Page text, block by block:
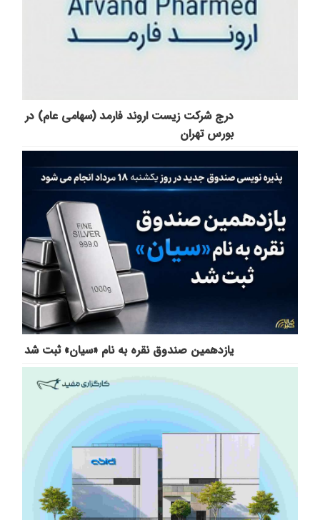
درج شرکت زیست اروند فارمد (سهامی عام) در
بورس تهران
یازدهمین صندوق نقره به نام «سیان» ثبت شد